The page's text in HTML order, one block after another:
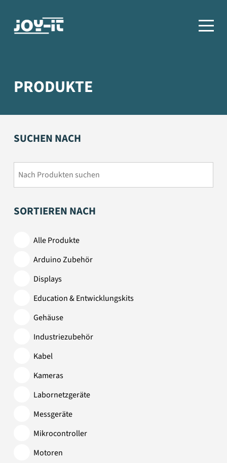
PRODUKTE
SUCHEN NACH
SORTIEREN NACH
Alle Produkte
Arduino Zubehör
Displays
Education & Entwicklungskits
Gehäuse
Industriezubehör
Kabel
Kameras
Labornetzgeräte
Messgeräte
Mikrocontroller
Motoren